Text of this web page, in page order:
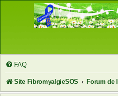
FAQ
Site FibromyalgieSOS Forum de